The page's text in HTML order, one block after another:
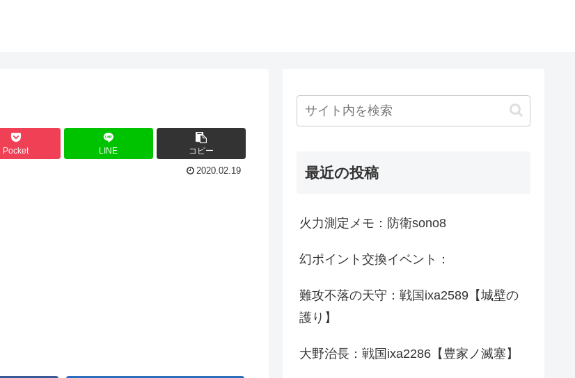
Pocket LINE コピー
2020.02.19 最近の投稿
火力測定メモ：防衛sono8
幻ポイント交換イベント：
難攻不落の天守：戦国ixa2589【城壁の
護り】
大野治長：戦国ixa2286【豊家ノ滅塞】